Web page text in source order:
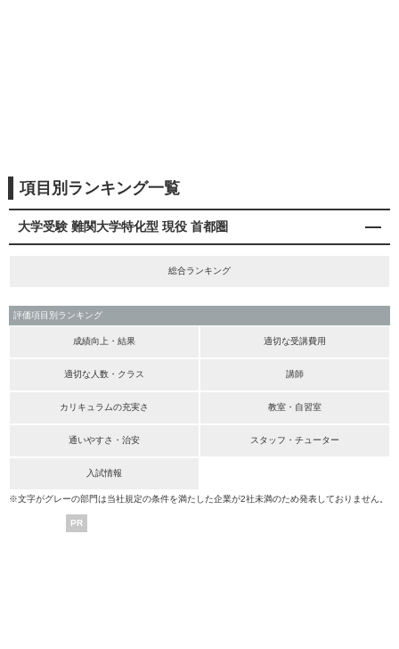
項目別ランキング一覧
大学受験 難関大学特化型 現役 首都圏
総合ランキング
評価項目別ランキング
成績向上・結果 適切な受講費用
適切な人数・クラス 講師
カリキュラムの充実さ 教室・自習室
通いやすさ・治安 スタッフ・チューター
入試情報
※文字がグレーの部門は当社規定の条件を満たした企業が2社未満のため発表しておりません。
PR